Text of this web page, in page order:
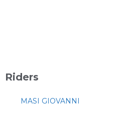
Riders
MASI GIOVANNI